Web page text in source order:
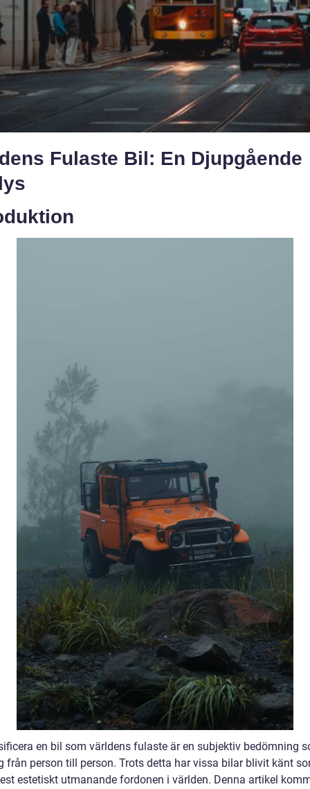
Fulaste Bil: En Djupgående
en bil som världens fulaste är en subjektiv bedömning
från person till person. Trots detta har vissa bilar blivit känt
estetiskt utmanande fordonen i världen. Denna artikel